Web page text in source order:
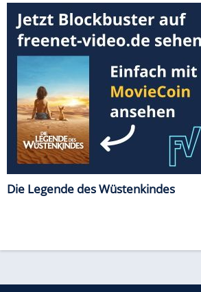
Die Legende des Wüstenkindes